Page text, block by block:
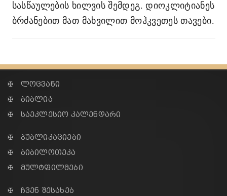
სასწაულების ხილვის შემდეგ. დიოკლიტიანეს
ბრძანებით მათ მახვილით მოჰკვეთეს თავები.
✠ ლოცვანი
✠ ბიბლია
✠ საეკლესიო კალენდარი
✠ პუბლიკაციები
✠ ბიბილოთეკა
✠ მულტფილმები
✠ ჩვენ შესახებ